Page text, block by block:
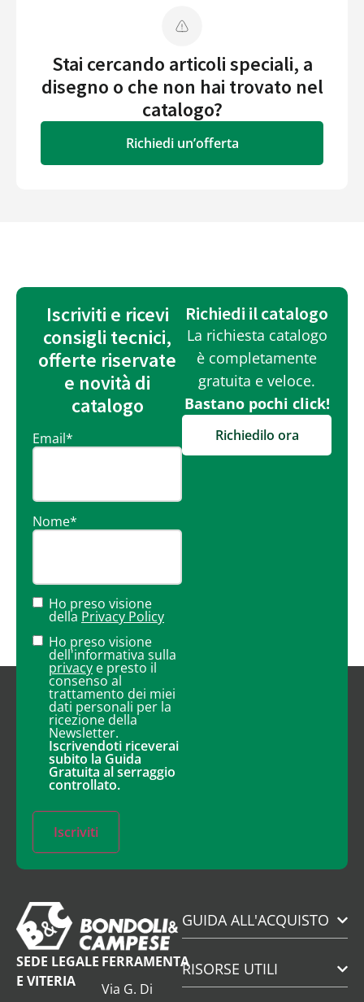
Stai cercando articoli speciali, a
disegno o che non hai trovato nel
catalogo?
Richiedi un’offerta
Iscriviti e ricevi
consigli tecnici,
offerte riservate
e novità di
catalogo
Email*
Nome*
Ho preso visione
della Privacy Policy
Ho preso visione
dell'informativa sulla
privacy e presto il
consenso al
trattamento dei miei
dati personali per la
ricezione della
Newsletter.
Iscrivendoti riceverai
subito la Guida
Gratuita al serraggio
controllato.
Iscriviti
Richiedi il catalogo
La richiesta catalogo
è completamente
gratuita e veloce.
Bastano pochi click!
Richiedilo ora
SEDE LEGALE
E VITERIA
FERRAMENTA
Via G. Di
GUIDA ALL'ACQUISTO
RISORSE UTILI